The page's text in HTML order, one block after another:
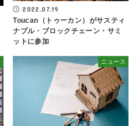
2022.07.19
Toucan（トゥーカン）がサスティ
ナブル・ブロックチェーン・サミ
ットに参加
ニュース